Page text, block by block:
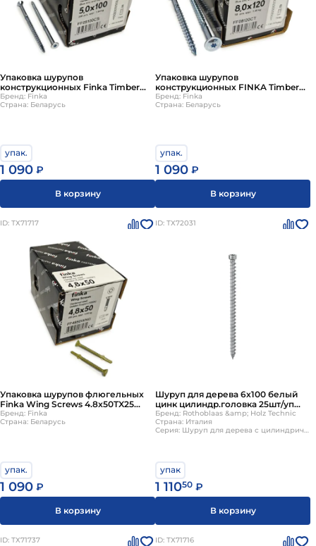
Упаковка шурупов
конструкционных Finka Timber
Screws CS 5.0x100TX25 голубой
цинк, потай 200шт/уп
Бренд: Finka
Страна: Беларусь
упак.
1 090 ₽
В корзину
Упаковка шурупов
конструкционных FINKA Timber
Screws CT TX40 8.0х120 голубой
цинк тарелка 50шт/уп
Бренд: Finka
Страна: Беларусь
упак.
1 090 ₽
В корзину
ID: ТХ71717
Упаковка шурупов флюгельных
Finka Wing Screws 4.8x50TX25
Golden Ruspert 200шт/уп
Бренд: Finka
Страна: Беларусь
упак.
1 090 ₽
В корзину
ID: ТХ72031
Шуруп для дерева 6х100 белый
цинк цилиндр.головка 25шт/уп
HOLZTECHNIC/ROTHOBLAAS
Бренд: Rothoblaas &amp; Holz Technic
Страна: Италия
Серия: Шуруп для дерева с цилиндрической головкой
упак
1 11050 ₽
В корзину
ID: ТХ71737 ID: ТХ71716